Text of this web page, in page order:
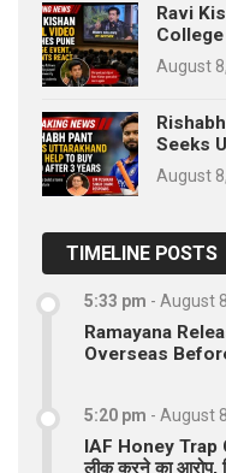
Ravi
College
August
Seeks
August
TIMELINE POSTS
5:33 pm - August
Ramayana
Overseas
5:20 pm - August
IAF Honey Trap
लीक करने का आरोप,